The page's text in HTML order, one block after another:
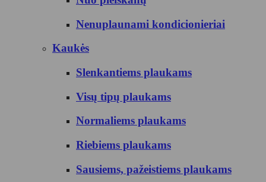
Nenuplaunami kondicionieriai
Kaukės
Slenkantiems plaukams
Visų tipų plaukams
Normaliems plaukams
Riebiems plaukams
Sausiems, pažeistiems plaukams